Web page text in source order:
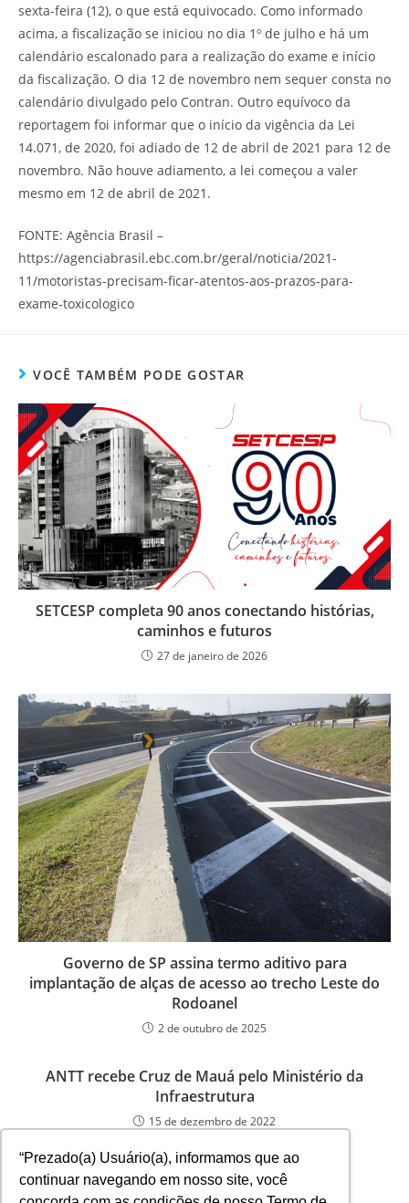
“Prezado(a) Usuário(a), informamos que ao
continuar navegando em nosso site, você
sexta-feira (12), o que está equivocado. Como informado
acima, a fiscalização se iniciou no dia 1º de julho e há um
calendário escalonado para a realização do exame e início
da fiscalização. O dia 12 de novembro nem sequer consta no
calendário divulgado pelo Contran. Outro equívoco da
reportagem foi informar que o início da vigência da Lei
14.071, de 2020, foi adiado de 12 de abril de 2021 para 12 de
novembro. Não houve adiamento, a lei começou a valer
mesmo em 12 de abril de 2021.
FONTE: Agência Brasil –
https://agenciabrasil.ebc.com.br/geral/noticia/2021-
11/motoristas-precisam-ficar-atentos-aos-prazos-para-
exame-toxicologico
VOCÊ TAMBÉM PODE GOSTAR
SETCESP completa 90 anos conectando histórias,
caminhos e futuros
27 de janeiro de 2026
Governo de SP assina termo aditivo para
implantação de alças de acesso ao trecho Leste do
Rodoanel
2 de outubro de 2025
ANTT recebe Cruz de Mauá pelo Ministério da
Infraestrutura
15 de dezembro de 2022